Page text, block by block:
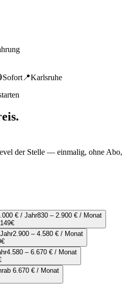
Sofort 📍Karlsruhe
der Stelle — einmalig, ohne Abo,
€ / Jahr830 – 2.900 € / Monat
149€
2.900 – 4.580 € / Monat
€
4.580 – 6.670 € / Monat
ab 6.670 € / Monat